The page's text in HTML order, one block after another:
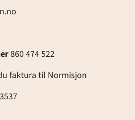
860 474 522
faktura til Normisjon